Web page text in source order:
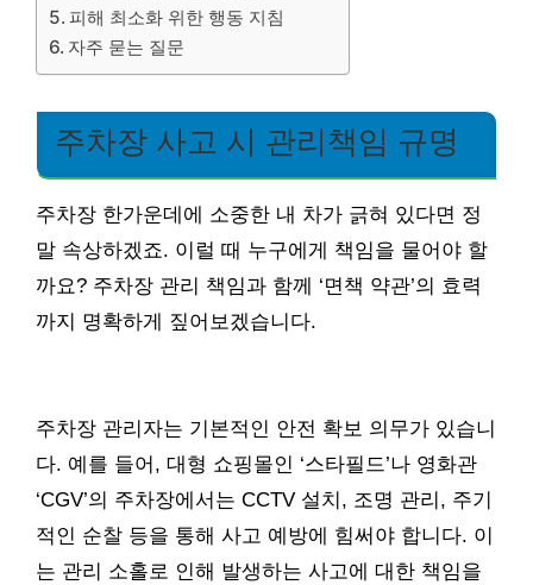
피해 최소화 위한 행동 지침
자주 묻는 질문
주차장 사고 시 관리책임 규명
주차장 한가운데에 소중한 내 차가 긁혀 있다면 정
말 속상하겠죠. 이럴 때 누구에게 책임을 물어야 할
까요? 주차장 관리 책임과 함께 ‘면책 약관’의 효력
까지 명확하게 짚어보겠습니다.
주차장 관리자는 기본적인 안전 확보 의무가 있습니
다. 예를 들어, 대형 쇼핑몰인 ‘스타필드’나 영화관
‘CGV’의 주차장에서는 CCTV 설치, 조명 관리, 주기
적인 순찰 등을 통해 사고 예방에 힘써야 합니다. 이
는 관리 소홀로 인해 발생하는 사고에 대한 책임을